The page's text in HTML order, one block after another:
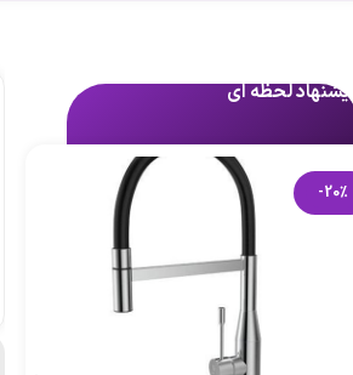
پیشنهاد لحظه ای
-20%